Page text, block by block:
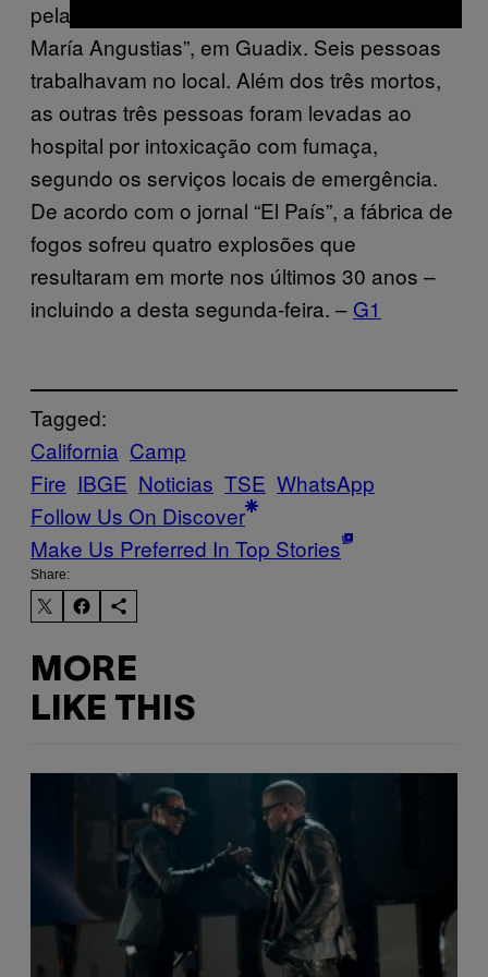
pela prefeitura ocorreu na fabrica “Pirotecnia
María Angustias”, em Guadix. Seis pessoas
trabalhavam no local. Além dos três mortos,
as outras três pessoas foram levadas ao
hospital por intoxicação com fumaça,
segundo os serviços locais de emergência.
De acordo com o jornal “El País”, a fábrica de
fogos sofreu quatro explosões que
resultaram em morte nos últimos 30 anos –
incluindo a desta segunda-feira. – G1
Tagged:
California Camp
Fire IBGE Noticias TSE WhatsApp
Follow Us On Discover
Make Us Preferred In Top Stories
Share:
MORE
LIKE THIS